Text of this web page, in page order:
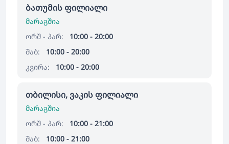
ბათუმის ფილიალი
მარაგშია
ორშ - პარ:
10:00 - 20:00
შაბ:
10:00 - 20:00
კვირა:
10:00 - 20:00
თბილისი, ვაკის ფილიალი
მარაგშია
ორშ - პარ:
10:00 - 21:00
შაბ:
10:00 - 21:00